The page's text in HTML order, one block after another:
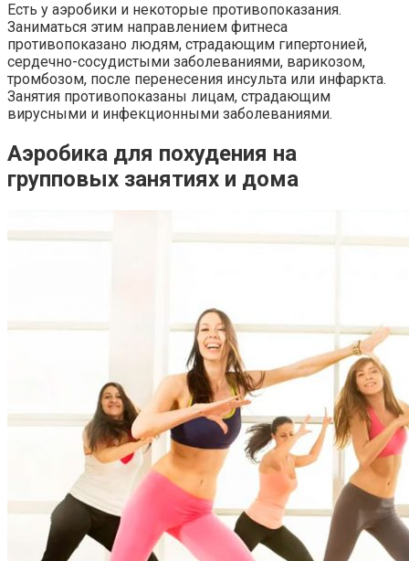
Есть у аэробики и некоторые противопоказания.
Заниматься этим направлением фитнеса
противопоказано людям, страдающим гипертонией,
сердечно-сосудистыми заболеваниями, варикозом,
тромбозом, после перенесения инсульта или инфаркта.
Занятия противопоказаны лицам, страдающим
вирусными и инфекционными заболеваниями.
Аэробика для похудения на
групповых занятиях и дома